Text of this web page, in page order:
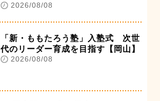
2026/08/08
「新・ももたろう塾」入塾式 次世
代のリーダー育成を目指す【岡山】
2026/08/08